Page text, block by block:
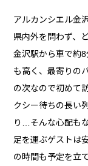
アルカンシエル金
県内外を問わず、
金沢駅から車で約
も高く、最寄りの
の次なので初めて
クシー待ちの長い
り…そんな心配も
足を運ぶゲストは
の時間も予定を立